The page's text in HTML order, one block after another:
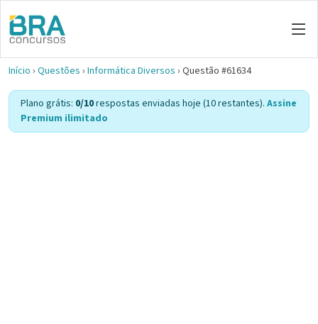
Início › Questões › Informática Diversos › Questão #61634
Plano grátis: 0/10respostas enviadas hoje (10 restantes). Assine
Premium ilimitado